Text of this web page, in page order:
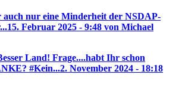
auch nur eine Minderheit der NSDAP-
15. Februar 2025 - 9:48 von Michael
Land! Frage....habt Ihr schon
#Kein...2. November 2024 - 18:18